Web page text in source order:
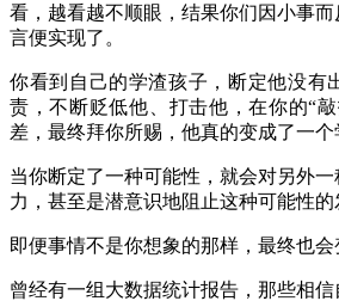
看，越看越不顺眼，结果你们因小事
言便实现了。
你看到自己的学渣孩子，断定他没有
责，不断贬低他、打击他，在你的“
差，最终拜你所赐，他真的变成了一个
当你断定了一种可能性，就会对另外
力，甚至是潜意识地阻止这种可能性的
即便事情不是你想象的那样，最终也会
曾经有一组大数据统计报告，那些相